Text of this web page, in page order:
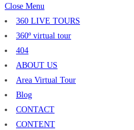
Close Menu
360 LIVE TOURS
360º virtual tour
404
ABOUT US
Area Virtual Tour
Blog
CONTACT
CONTENT